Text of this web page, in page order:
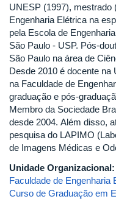
UNESP (1997), mestrado
Engenharia Elétrica na
pela Escola de
São Paulo - USP. Pós-
São Paulo na área de
Desde 2010 é docente na
na Faculdade de
graduação e pós-
Membro da Sociedade
desde 2004. Além disso,
pesquisa do LAPIMO
de Imagens Médicas e
Unidade Organizacional:
Faculdade de Engenharia
Curso de Graduação em